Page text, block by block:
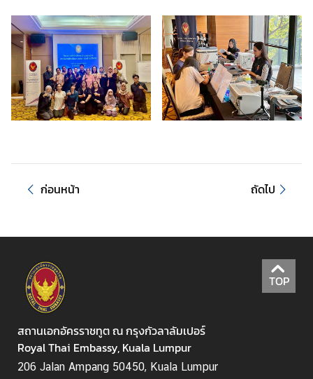
c
e
s
)
ศู
ข้
เ
อ
ธุ
ร
จ
ไ
ท
ก่อนหน้า ถัดไป
TOP
สถานเอกอัครราชทูต ณ กรุงกัวลาลัมเปอร์
Royal Thai Embassy, Kuala Lumpur
206 Jalan Ampang 50450, Kuala Lumpur